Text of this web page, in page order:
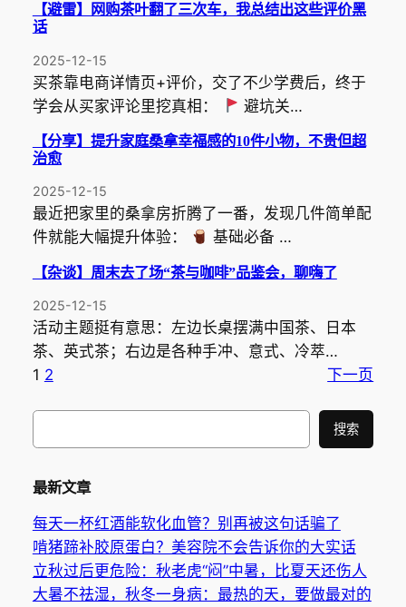
【避雷】网购茶叶翻了三次车，我总结出这些评价黑
话
2025-12-15
买茶靠电商详情页+评价，交了不少学费后，终于
学会从买家评论里挖真相：
避坑关…
【分享】提升家庭桑拿幸福感的10件小物，不贵但超
治愈
2025-12-15
最近把家里的桑拿房折腾了一番，发现几件简单配
件就能大幅提升体验：
基础必备 …
【杂谈】周末去了场“茶与咖啡”品鉴会，聊嗨了
2025-12-15
活动主题挺有意思：左边长桌摆满中国茶、日本
茶、英式茶；右边是各种手冲、意式、冷萃…
1 2 下一页
搜
搜索
最新文章
每天一杯红酒能软化血管？别再被这句话骗了
啃猪蹄补胶原蛋白？美容院不会告诉你的大实话
立秋过后更危险：秋老虎“闷”中暑，比夏天还伤人
大暑不祛湿，秋冬一身病：最热的天，要做最对的